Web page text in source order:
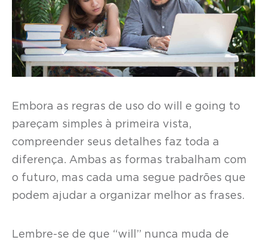
Embora as regras de uso do will e going to
pareçam simples à primeira vista,
compreender seus detalhes faz toda a
diferença. Ambas as formas trabalham com
o futuro, mas cada uma segue padrões que
podem ajudar a organizar melhor as frases.
Lembre-se de que “will” nunca muda de